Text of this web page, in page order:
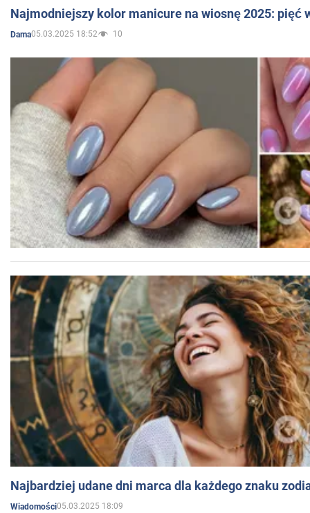
Najmodniejszy kolor manicure na wiosnę 2025: pięć
Dama05.03.2025 18:52 10
Najbardziej udane dni marca dla każdego znaku
Wiadomości05.03.2025 18:09